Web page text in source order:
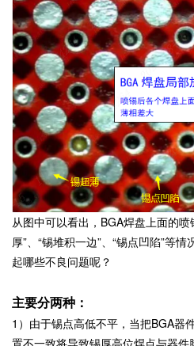
从图中可以看出，BGA焊盘上面的喷
厚”、“锡堆积一边”、“锡点凹陷”等
起哪些不良问题呢？
主要分两种：
1）由于锡点高低不平，当把BGA器
置不一致将导致锡厚高位焊点与器